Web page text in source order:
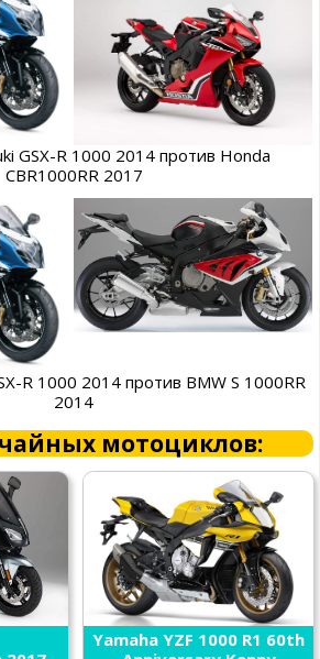
GSX-R 1000 2014 против Honda
CBR1000RR 2017
R 1000 2014 против BMW S 1000RR
2014
мотоциклов:
Yamaha YZF 1000 R1 60th